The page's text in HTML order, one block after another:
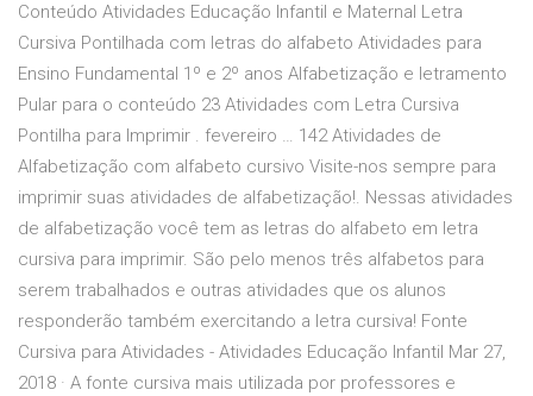
Conteúdo Atividades Educação Infantil e Maternal Letra
Cursiva Pontilhada com letras do alfabeto Atividades para
Ensino Fundamental 1º e 2º anos Alfabetização e letramento
Pular para o conteúdo 23 Atividades com Letra Cursiva
Pontilha para Imprimir . fevereiro … 142 Atividades de
Alfabetização com alfabeto cursivo Visite-nos sempre para
imprimir suas atividades de alfabetização!. Nessas atividades
de alfabetização você tem as letras do alfabeto em letra
cursiva para imprimir. São pelo menos três alfabetos para
serem trabalhados e outras atividades que os alunos
responderão também exercitando a letra cursiva! Fonte
Cursiva para Atividades - Atividades Educação Infantil Mar 27,
2018 · A fonte cursiva mais utilizada por professores e